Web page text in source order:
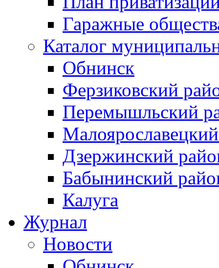
Гаражные
Каталог
Обнинск
Ферзиковский
Перемышльский
Дзержинский
Бабынинский
Калуга
Журнал
Новости